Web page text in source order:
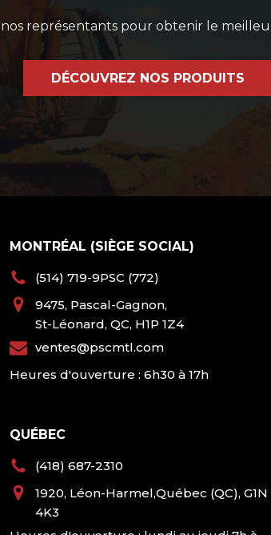
représentants pour obtenir le
DÉCOUVREZ NOS PRODUITS
MONTRÉAL (SIÈGE SOCIAL)
(514) 719-9PSC (772)
9475, Pascal-Gagnon,
St-Léonard, QC, H1P 1Z4
ventes@pscmtl.com
Heures d'ouverture : 6h30 à 17h
QUÉBEC
(418) 687-2310
1920, Léon-Harmel,Québec (QC), G1N
4K3